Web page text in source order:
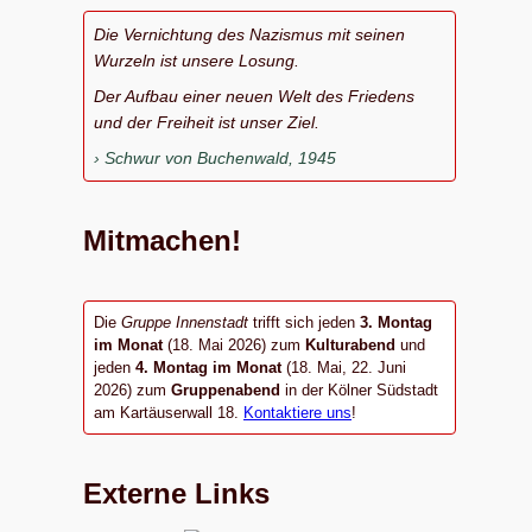
Die Vernichtung des Nazismus mit seinen
Wurzeln ist unsere Losung.
Der Aufbau einer neuen Welt des Friedens
und der Freiheit ist unser Ziel.
Schwur von Buchenwald, 1945
Mitmachen!
Die Gruppe Innenstadt trifft sich jeden 3. Montag
im Monat (18. Mai 2026) zum Kulturabend und
jeden 4. Montag im Monat(18. Mai, 22. Juni
2026) zum Gruppenabend in der Kölner Südstadt
am Kartäuserwall 18.
Kontaktiere uns!
Externe Links